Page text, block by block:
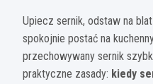
Upiecz sernik, odstaw na
spokojnie postać na
przechowywany sernik
praktyczne zasady: kiedy